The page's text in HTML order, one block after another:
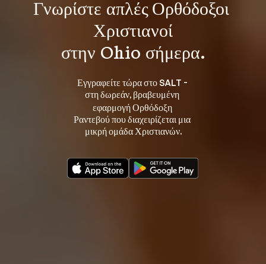
Γνωρίστε απλές Ορθόδοξοι
Χριστιανοί
στην Ohio σήμερα.
Εγγραφείτε τώρα στο SALT -
στη δωρεάν, βραβευμένη
εφαρμογή Ορθόδοξη
Ραντεβού που διαχειρίζεται μια
μικρή ομάδα Χριστιανών.